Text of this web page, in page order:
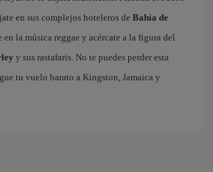
en sus complejos hoteleros de Bahía de
en la música reggae y acércate a la figura del
y sus rastafaris. No te puedes perder esta
tu vuelo barato a Kingston, Jamaica y